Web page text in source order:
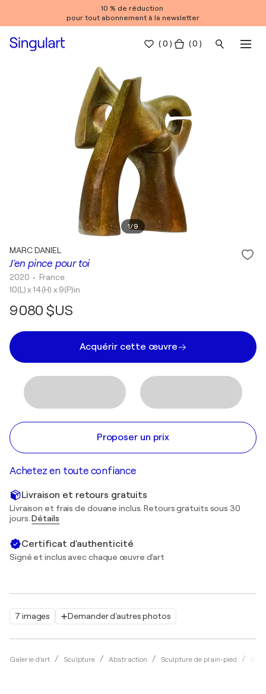
10 % de réduction
pour tout abonnement à la newsletter
(0 ) ( 0 )
1/9
7 images Demander d'autres photos
Galerie d'art Sculpture Abstraction Sculpture de plain-pied
J'en pince pour toi
MARC DANIEL
2020 • France
10(L) x 14(H) x 9(P)in
9 080 $US
Acquérir cette œuvre
Proposer un prix
Achetez en toute confiance
Livraison et retours gratuits
Livraison et frais de douane inclus. Retours gratuits sous 30
jours.Détails
Certificat d'authenticité
Signé et inclus avec chaque œuvre d'art